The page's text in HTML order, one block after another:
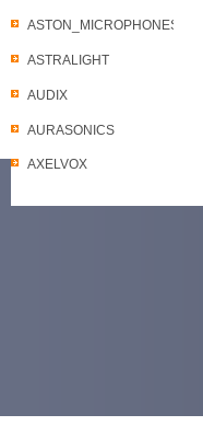
ASTON_MICROPHONES
ASTRALIGHT
AUDIX
AURASONICS
AXELVOX